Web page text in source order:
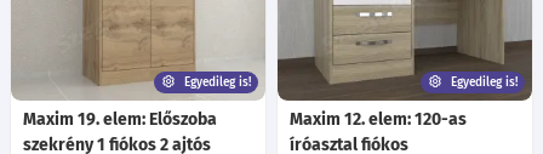
Egyedileg is!
Maxim 19. elem: Előszoba
szekrény 1 fiókos 2 ajtós
Egyedileg is!
Maxim 12. elem: 120-as
íróasztal fiókos